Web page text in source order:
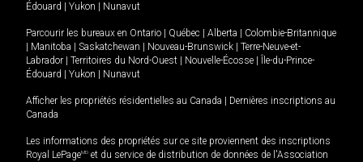
Édouard
Yukon Nunavut
Parcourir les bureaux en Ontario Québec Alberta
Colombie-Britannique
Manitoba Saskatchewan Nouveau-Brunswick
Terre-Neuve-et-
Labrador
Territoires du Nord-Ouest Nouvelle-Écosse
Île-du-Prince-
Édouard
Yukon Nunavut
Afficher les propriétés résidentielles au Canada
Dernières inscriptions au
Canada
Les informations des propriétés sur ce site proviennent des inscriptions
Royal LePageMD et du service de distribution de données de l'Association